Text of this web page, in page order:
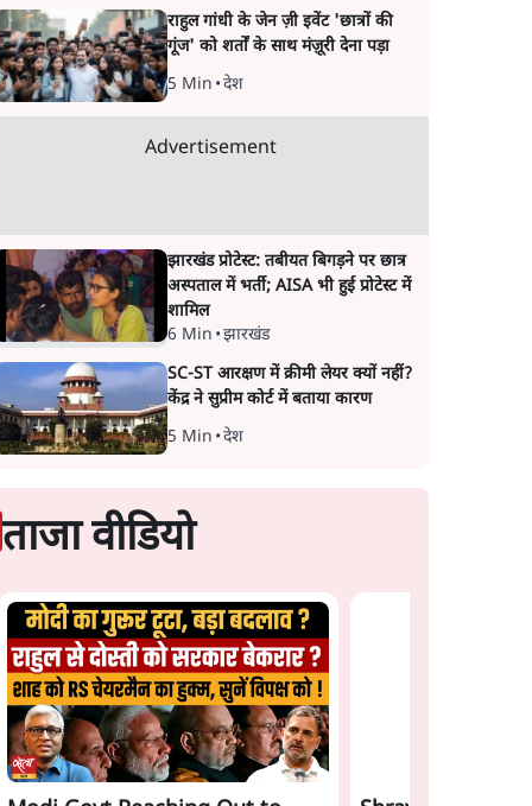
Satya Hindi News
Bulletin। 7 अगस्त ,रात 8
बजे तक की ख़बरें
राहुल गांधी के जेन ज़ी इवेंट 'छात्रों की
गूंज' को शर्तों के साथ मंज़ूरी देना पड़ा
5 Min •देश
Advertisement
झारखंड प्रोटेस्ट: तबीयत बिगड़ने पर छात्र
अस्पताल में भर्ती; AISA भी हुई प्रोटेस्ट में
शामिल
6 Min •झारखंड
SC-ST आरक्षण में क्रीमी लेयर क्यों नहीं?
केंद्र ने सुप्रीम कोर्ट में बताया कारण
5 Min •देश
ताजा वीडियो